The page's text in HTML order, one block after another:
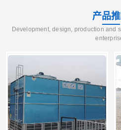
产品
Development, design, production and